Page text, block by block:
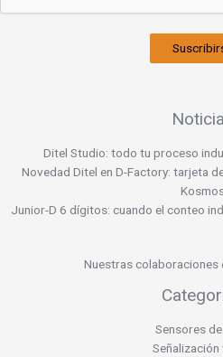
Ditel Studio: todo tu proceso
Novedad Ditel en D-Factory: tarjeta
Junior-D 6 dígitos: cuando el conteo
Nuestras colaboraciones
Sensores
Señalización